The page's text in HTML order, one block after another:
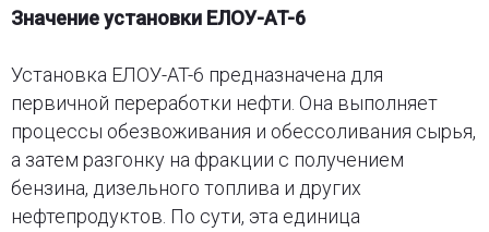
Значение установки ЕЛОУ-AT-6
Установка ЕЛОУ-AT-6 предназначена для
первичной переработки нефти. Она выполняет
процессы обезвоживания и обессоливания сырья,
а затем разгонку на фракции с получением
бензина, дизельного топлива и других
нефтепродуктов. По сути, эта единица